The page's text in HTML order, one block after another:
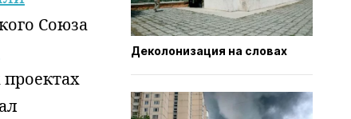
Союза
Деколонизация на словах